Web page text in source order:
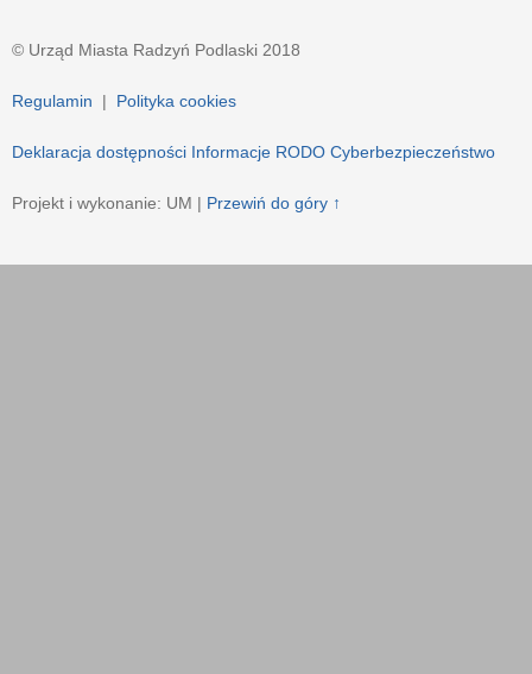
© Urząd Miasta Radzyń Podlaski 2018
Regulamin | Polityka cookies
Deklaracja dostępności Informacje RODO Cyberbezpieczeństwo
Projekt i wykonanie: UM | Przewiń do góry ↑